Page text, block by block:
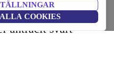
COOKIES
antracit svart